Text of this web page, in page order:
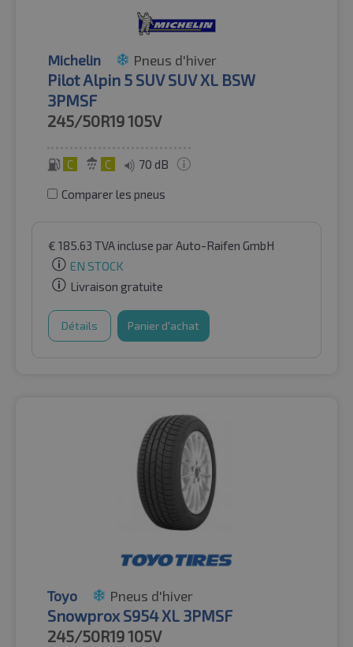
Michelin Pneus d'hiver
Pilot Alpin 5 SUV SUV XL BSW
3PMSF
245/50R19105V
C C 70 dB
Comparer les pneus
€ 185.63 TVA incluse par Auto-Raifen GmbH
EN STOCK
Livraison gratuite
Détails Panier d'achat
Toyo Pneus d'hiver
Snowprox S954 XL 3PMSF
245/50R19105V